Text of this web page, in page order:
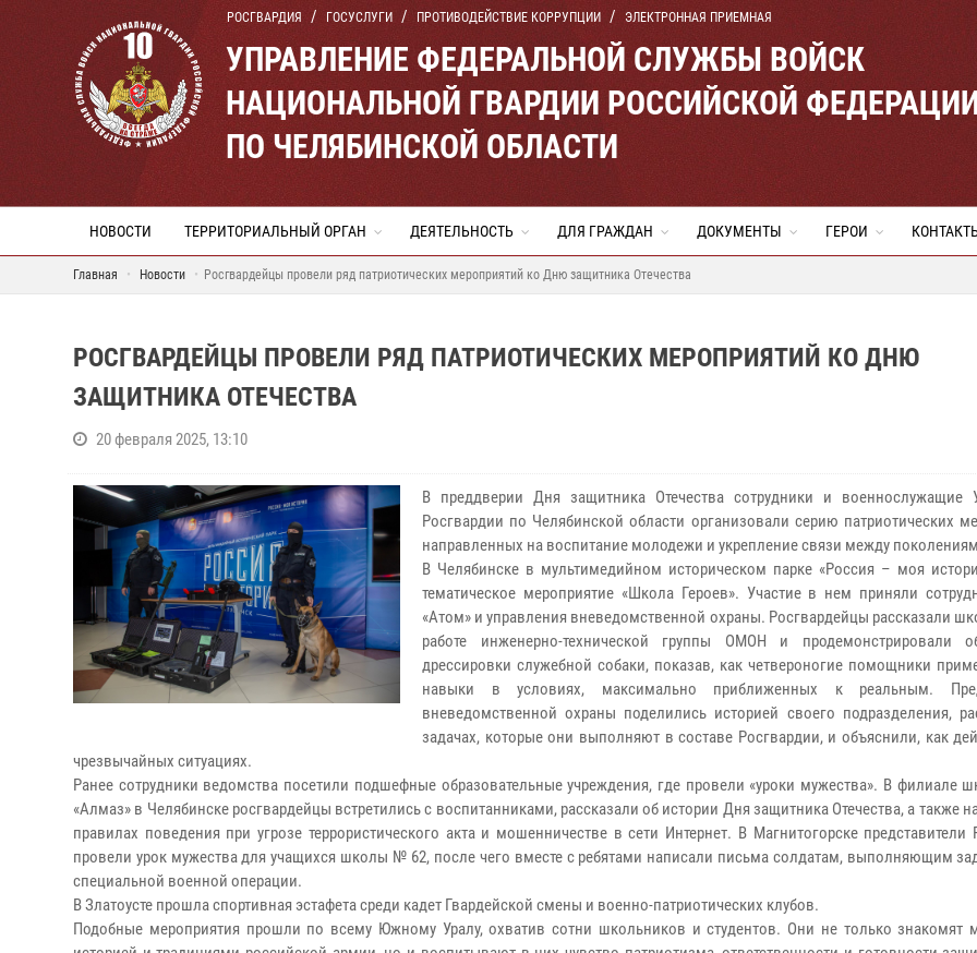
РОСГВАРДИЯ ГОСУСЛУГИ ПРОТИВОДЕЙСТВИЕ КОРРУПЦИИ ЭЛЕКТРОННАЯ ПРИЕМНАЯ
УПРАВЛЕНИЕ ФЕДЕРАЛЬНОЙ СЛУЖБЫ ВОЙСК
НАЦИОНАЛЬНОЙ ГВАРДИИ РОССИЙСКОЙ
ПО ЧЕЛЯБИНСКОЙ ОБЛАСТИ
НОВОСТИ ТЕРРИТОРИАЛЬНЫЙ ОРГАН ДЕЯТЕЛЬНОСТЬ ДЛЯ ГРАЖДАН ДОКУМЕНТЫ ГЕРОИ
Главная Новости Росгвардейцы провели ряд патриотических мероприятий ко Дню защитника Отечества
РОСГВАРДЕЙЦЫ ПРОВЕЛИ РЯД ПАТРИОТИЧЕСКИХ МЕРОПРИЯТИЙ КО ДНЮ
ЗАЩИТНИКА ОТЕЧЕСТВА
20 февраля 2025, 13:10
В преддверии Дня защитника Отечества сотрудники и военнослужащие
Росгвардии по Челябинской области организовали серию патриотических
направленных на воспитание молодежи и укрепление связи между
В Челябинске в мультимедийном историческом парке «Россия – моя
тематическое мероприятие «Школа Героев». Участие в нем приняли
«Атом» и управления вневедомственной охраны. Росгвардейцы рассказали
работе инженерно-технической группы ОМОН и продемонстрировали
дрессировки служебной собаки, показав, как четвероногие помощники
навыки в условиях, максимально приближенных к реальным.
вневедомственной охраны поделились историей своего подразделения,
задачах, которые они выполняют в составе Росгвардии, и объяснили, как
чрезвычайных ситуациях.
Ранее сотрудники ведомства посетили подшефные образовательные учреждения, где провели «уроки мужества». В филиале
«Алмаз» в Челябинске росгвардейцы встретились с воспитанниками, рассказали об истории Дня защитника Отечества, а также
правилах поведения при угрозе террористического акта и мошенничестве в сети Интернет. В Магнитогорске представители
провели урок мужества для учащихся школы № 62, после чего вместе с ребятами написали письма солдатам, выполняющим
специальной военной операции.
В Златоусте прошла спортивная эстафета среди кадет Гвардейской смены и военно-патриотических клубов.
Подобные мероприятия прошли по всему Южному Уралу, охватив сотни школьников и студентов. Они не только знакомят